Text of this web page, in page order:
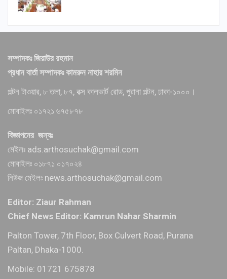
সম্পাদকঃ জিয়াউর রহমান
প্রধান বার্তা সম্পাদকঃ কামরুন নাহার শরমিন
পল্টন টাওয়ার, ৮ তলা, ৮৭, বক্স কালভার্ট রোড, পুরানা পল্টন, ঢাকা-১০০০।
মোবাইলঃ ০১৭২১ ৬৭৫৮৭৮
বিজ্ঞাপনের জন্যঃ
মেইলঃ ads.arthosuchak@gmail.com
মোবাইলঃ ০১৮৭১ ০১৭০২৪
নিউজ মেইলঃ news.arthosuchak@gmail.com
Editor: Ziaur Rahman
Chief News Editor: Kamrun Nahar Sharmin
Palton Tower, 7th Floor, Box Culvert Road, Purana
Paltan, Dhaka-1000.
Mobile: 01721 675878